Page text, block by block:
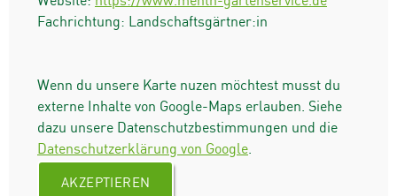
Fachrichtung: Landschaftsgärtner:in
Wenn du unsere Karte nuzen möchtest musst du
externe Inhalte von Google-Maps erlauben. Siehe
dazu unsere Datenschutzbestimmungen und die
Datenschutzerklärung von Google.
AKZEPTIEREN